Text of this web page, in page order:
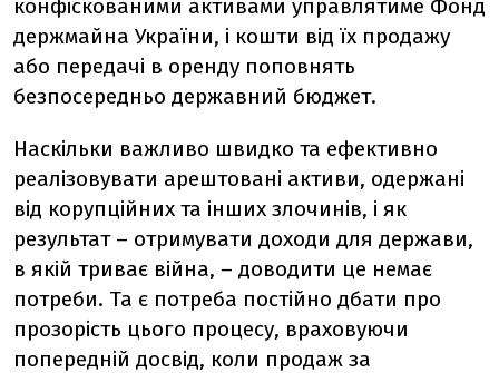
конфіскованими активами управлятиме Фонд
держмайна України, і кошти від їх продажу
або передачі в оренду поповнять
безпосередньо державний бюджет.
Наскільки важливо швидко та ефективно
реалізовувати арештовані активи, одержані
від корупційних та інших злочинів, і як
результат – отримувати доходи для держави,
в якій триває війна, – доводити це немає
потреби. Та є потреба постійно дбати про
прозорість цього процесу, враховуючи
попередній досвід, коли продаж за